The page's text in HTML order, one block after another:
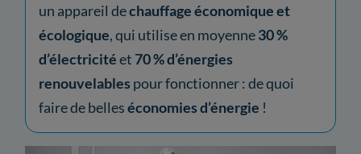
un appareil dechauffage économique et
écologique, qui utilise en moyenne30 %
d’électricitéet 70 % d’énergies
renouvelables pour fonctionner : de quoi
faire de belleséconomies d’énergie !